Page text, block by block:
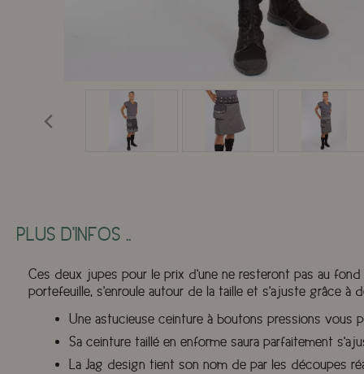
PLUS D'INFOS ..
Ces deux jupes pour le prix d'une ne resteront pas au
portefeuille, s'enroule autour de la taille et s'ajuste grâce à
Une astucieuse ceinture à boutons pressions vous
Sa ceinture taillé en enforme saura parfaitement
La Jag design tient son nom de par les découpes